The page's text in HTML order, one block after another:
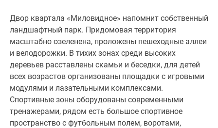
Двор квартала «Миловидное» напомнит собственный
ландшафтный парк. Придомовая территория
масштабно озеленена, проложены пешеходные аллеи
и велодорожки. В тихих зонах среди высоких
деревьев расставлены скамьи и беседки, для детей
всех возрастов организованы площадки с игровыми
модулями и лазательными комплексами.
Спортивные зоны оборудованы современными
тренажерами, рядом есть большое спортивное
пространство с футбольным полем, воротами,